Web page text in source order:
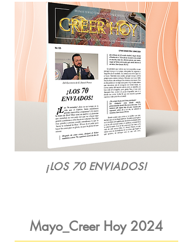
¡LOS 70 ENVIADOS!
Mayo_Creer Hoy 2024